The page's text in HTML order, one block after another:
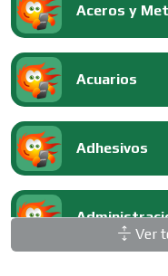
Aceros y
Acuarios
Adhesivos
Ver